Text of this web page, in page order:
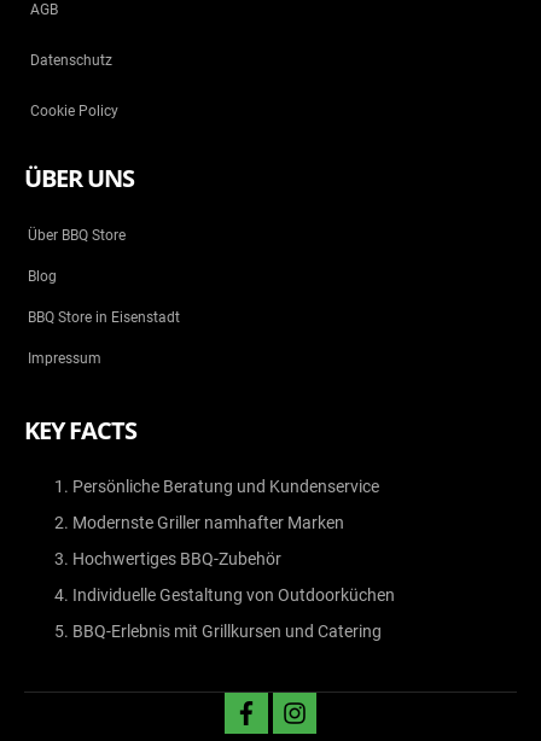
AGB
Datenschutz
Cookie Policy
ÜBER UNS
Über BBQ Store
Blog
BBQ Store in Eisenstadt
Impressum
KEY FACTS
Persönliche Beratung und Kundenservice
Modernste Griller namhafter Marken
Hochwertiges BBQ-Zubehör
Individuelle Gestaltung von Outdoorküchen
BBQ-Erlebnis mit Grillkursen und Catering
facebookinstagram